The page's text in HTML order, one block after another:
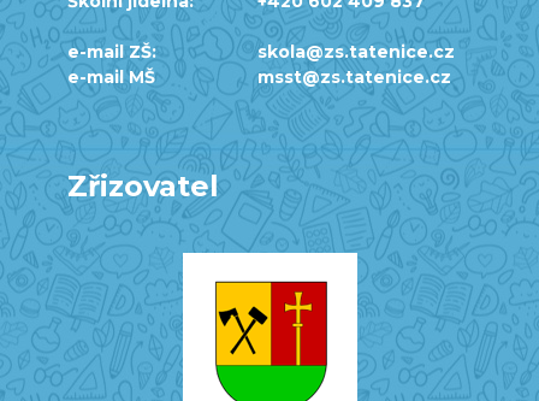
e-mail ZŠ:
skola@zs.tatenice.cz
e-mail MŠ
msst@zs.tatenice.cz
Zřizovatel